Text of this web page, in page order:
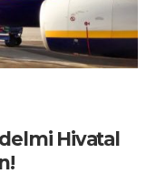
Hivatal